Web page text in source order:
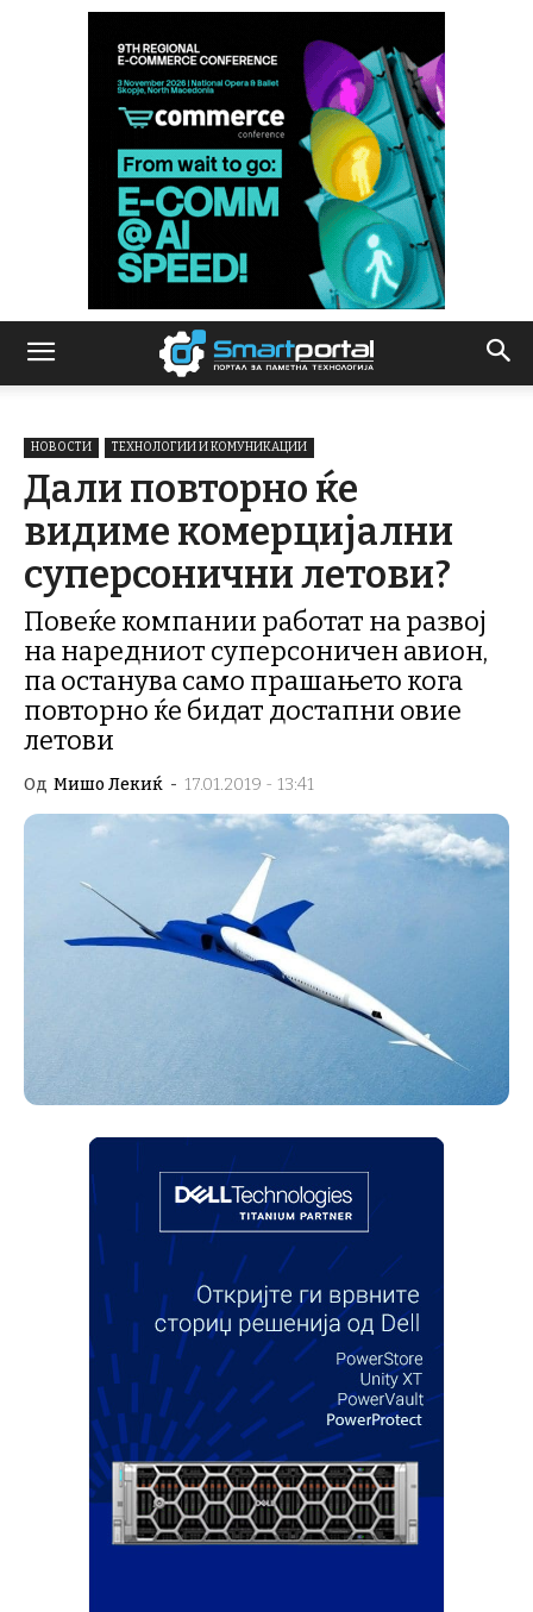
НОВОСТИ ТЕХНОЛОГИИ И КОМУНИКАЦИИ
Дали повторно ќе
видиме комерцијални
суперсонични летови?
Повеќе компании работат на развој
на наредниот суперсоничен авион,
па останува само прашањето кога
повторно ќе бидат достапни овие
летови
Од Мишо Лекиќ - 17.01.2019 - 13:41